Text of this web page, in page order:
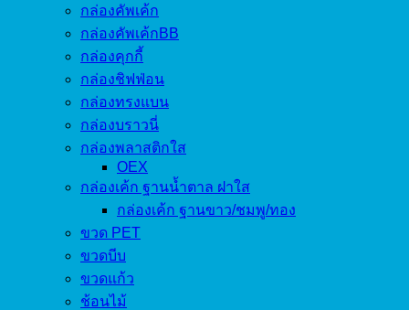
กล่องคัพเค้ก
กล่องคัพเค้กBB
กล่องคุกกี้
กล่องชิฟฟ่อน
กล่องทรงแบน
กล่องบราวนี่
กล่องพลาสติกใส
OEX
กล่องเค้ก ฐานน้ำตาล ฝาใส
กล่องเค้ก ฐานขาว/ชมพู/ทอง
ขวด PET
ขวดบีบ
ขวดแก้ว
ช้อนไม้